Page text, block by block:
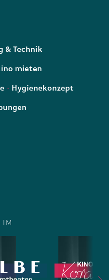
& Technik
mieten
Hygienekonzept
IM